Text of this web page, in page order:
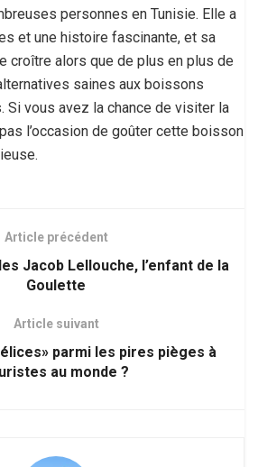
personnes en Tunisie. Elle a
et une histoire fascinante, et sa
croître alors que de plus en plus de
saines aux boissons
Si vous avez la chance de visiter la
l’occasion de goûter cette boisson
Article précédent
Jacob Lellouche, l’enfant de la
Goulette
Article suivant
parmi les pires pièges à
au monde ?